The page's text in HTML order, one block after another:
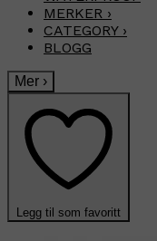
MERKER ›
CATEGORY ›
BLOGG
Mer ›
Legg til som favoritt